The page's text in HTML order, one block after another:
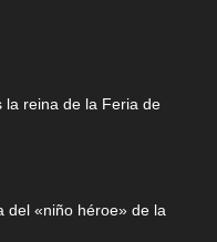
la reina de la Feria de
del «niño héroe» de la